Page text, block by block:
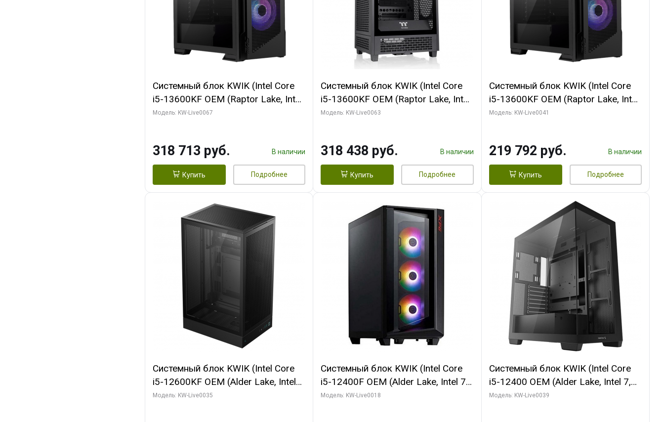
Системный блок KWIK (Intel Core
i5-13600KF OEM (Raptor Lake, Intel
7, C14 8EC/6PC/ 64 ГБ ОЗУ/ Palit
SSD)
Модель: KW-Live0067
318 713 руб. В наличии
Купить Подробнее
Системный блок KWIK (Intel Core
i5-13600KF OEM (Raptor Lake, Intel
7, C14 8EC/6PC/ 64 ГБ ОЗУ/ MSI
SSD)
Модель: KW-Live0063
318 438 руб. В наличии
Купить Подробнее
Системный блок KWIK (Intel Core
i5-13600KF OEM (Raptor Lake, Intel
7, C14 8EC/6PC/ 16 ГБ ОЗУ (2
256bit 3xDP HD/ 512 ГБ SSD)
Модель: KW-Live0041
219 792 руб. В наличии
Купить Подробнее
Системный блок KWIK (Intel Core
i5-12600KF OEM (Alder Lake, Intel
7, C10 4EC/6PC// 64 ГБ ОЗУ/ Ninja
Модель: KW-Live0035
Системный блок KWIK (Intel Core
i5-12400F OEM (Alder Lake, Intel 7,
C6 0EC/6PC/T1/ 32 ГБ ОЗУ (2
Модель: KW-Live0018
Системный блок KWIK (Intel Core
i5-12400 OEM (Alder Lake, Intel 7,
C6 0EC/6PC/T12/ 64 ГБ ОЗУ/
Модель: KW-Live0039